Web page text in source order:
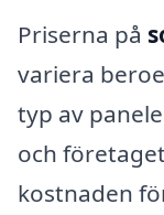
Priserna på
variera
typ av
och
kostnaden